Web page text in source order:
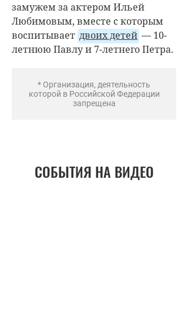
замужем за актером Ильей
Любимовым, вместе с которым
воспитывает двоих детей — 10-
летнюю Павлу и 7-летнего Петра.
* Организация, деятельность
которой в Российской Федерации
запрещена
СОБЫТИЯ НА ВИДЕО